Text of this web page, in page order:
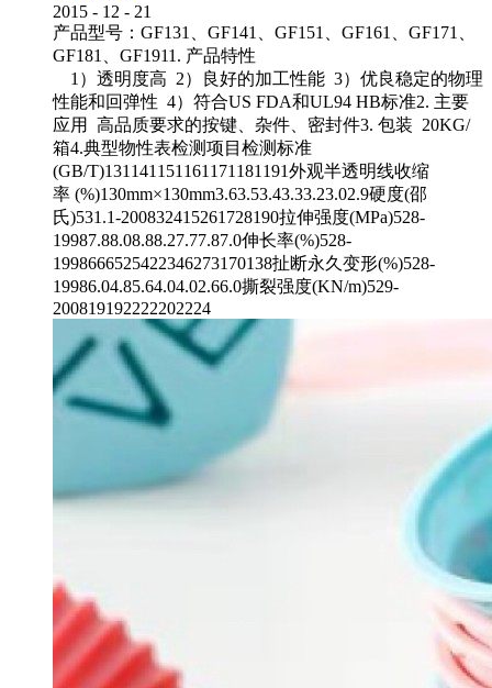
2015 - 12 - 21
产品型号：GF131、GF141、GF151、GF161、GF171、
GF181、GF1911. 产品特性
1）透明度高 2）良好的加工性能 3）优良稳定的物理
性能和回弹性 4）符合US FDA和UL94 HB标准2. 主要
应用 高品质要求的按键、杂件、密封件3. 包装 20KG/
箱4.典型物性表检测项目检测标准
(GB/T)131141151161171181191外观半透明线收缩
率 (%)130mm×130mm3.63.53.43.33.23.02.9硬度(邵
氏)531.1-200832415261728190拉伸强度(MPa)528-
19987.88.08.88.27.77.87.0伸长率(%)528-
1998666525422346273170138扯断永久变形(%)528-
19986.04.85.64.04.02.66.0撕裂强度(KN/m)529-
200819192222202224